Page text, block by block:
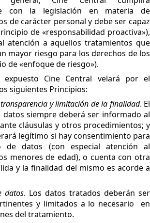
con la legislación en materia de
de carácter personal y debe ser capaz
de «responsabilidad proactiva»),
atención a aquellos tratamientos que
mayor riesgo para los derechos de los
de «enfoque de riesgo»).
Cine Central velará por el
siguientes Principios:
y limitación de la finalidad. El
siempre deberá ser informado al
cláusulas y otros procedimientos; y
legítimo si hay consentimiento para
de datos (con especial atención al
menores de edad), o cuenta con otra
y la finalidad del mismo es acorde a
datos. Los datos tratados deberán ser
y limitados a lo necesario en
del tratamiento.